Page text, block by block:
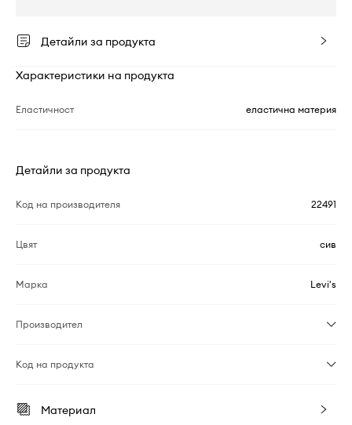
Детайли за продукта
Характеристики на продукта
Еластичност еластична материя
Детайли за продукта
Код на производителя 22491
Цвят сив
Марка Levi's
Производител
Код на продукта
Материал